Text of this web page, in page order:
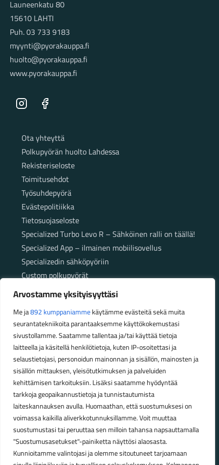
Arvostamme yksityisyyttäsi
Me ja892 kumppaniammekäytämme evästeitä sekä muita
seurantatekniikoita parantaaksemme käyttökokemustasi
sivustollamme. Saatamme tallentaa ja/tai käyttää tietoja
laitteella ja käsitellä henkilötietoja, kuten IP-osoitettasi ja
selaustietojasi, personoidun mainonnan ja sisällön, mainosten ja
sisällön mittauksen, yleisötutkimuksen ja palveluiden
kehittämisen tarkoituksiin. Lisäksi saatamme hyödyntää
tarkkoja geopaikannustietoja ja tunnistautumista
laiteskannauksen avulla. Huomaathan, että suostumuksesi on
voimassa kaikilla aliverkkotunnuksillamme. Voit muuttaa
suostumustasi tai peruuttaa sen milloin tahansa napsauttamalla
"Suostumusasetukset"-painiketta näyttösi alaosasta.
Kunnioitamme valintojasi ja olemme sitoutuneet tarjoamaan
Launeenkatu 80
15610 LAHTI
Puh. 03 733 9183
myynti@pyorakauppa.fi
huolto@pyorakauppa.fi
www.pyorakauppa.fi
Instagram Facebook
SivutOta yhteyttä
Polkupyörän huolto Lahdessa
Rekisteriseloste
Toimitusehdot
Työsuhdepyörä
Evästepolitiikka
Tietosuojaseloste
Specialized Turbo Levo R – Sähköinen ralli on täällä!
Specialized App – ilmainen mobiilisovellus
Specializedin sähköpyöriin
Custom polkupyörät
Fatbikellä helppoa ja huoletonta etenemistä
maastossa
Aukioloajat
Talvikauden aukioloajat (1.10.2025 – 28.2.2026)
Ma-Pe 10-18
La 10-14
Kesäkauden aukioloajat (1.3.2026 – 30.9.2026)
Ma-Pe 10-18
La 9-15
Poikkeavat aukioloajat: